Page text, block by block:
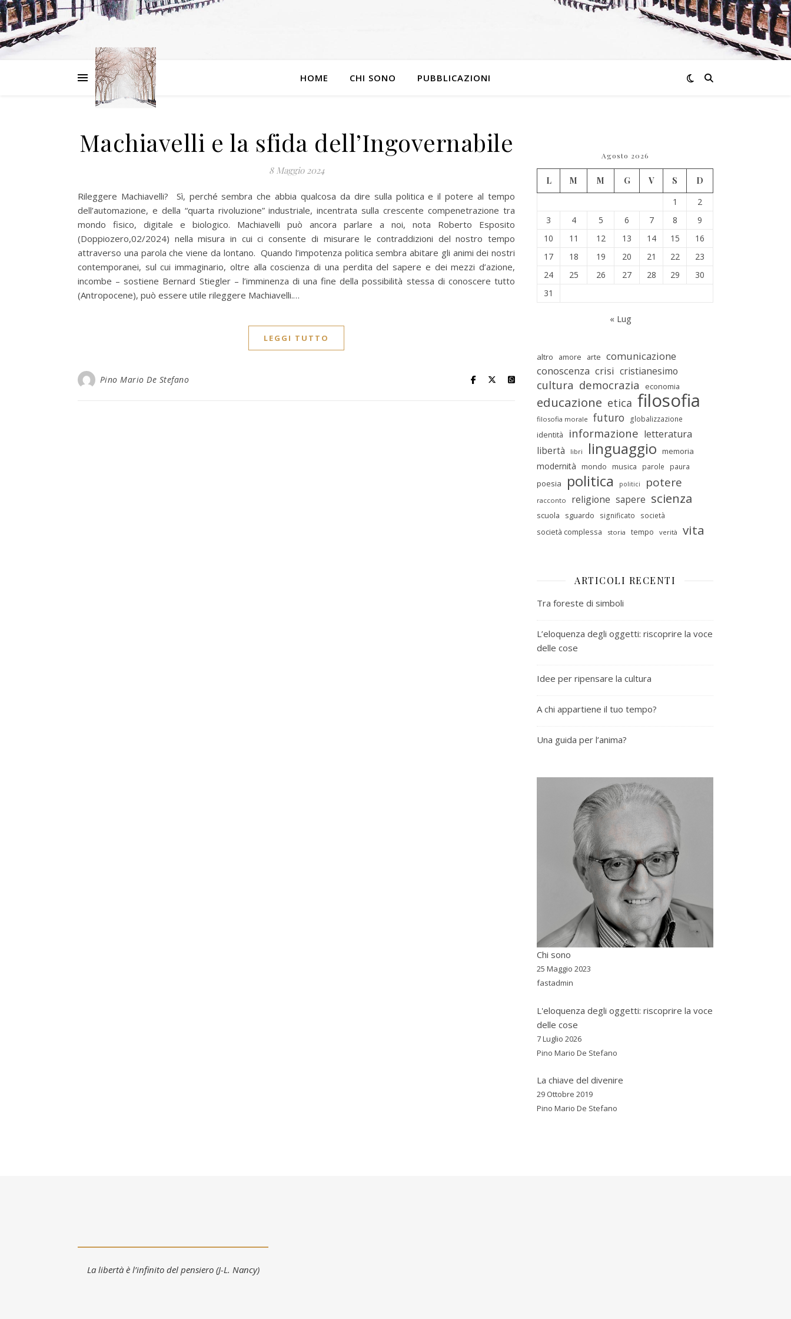
HOME CHI SONO PUBBLICAZIONI
Machiavelli e la sfida dell’Ingovernabile
8 Maggio 2024
Rileggere Machiavelli? Sì, perché sembra che abbia qualcosa da dire sulla politica e il potere al tempo
dell’automazione, e della “quarta rivoluzione” industriale, incentrata sulla crescente compenetrazione tra
mondo fisico, digitale e biologico. Machiavelli può ancora parlare a noi, nota Roberto Esposito
(Doppiozero,02/2024) nella misura in cui ci consente di misurare le contraddizioni del nostro tempo
attraverso una parola che viene da lontano. Quando l’impotenza politica sembra abitare gli animi dei nostri
contemporanei, sul cui immaginario, oltre alla coscienza di una perdita del sapere e dei mezzi d’azione,
incombe – sostiene Bernard Stiegler – l’imminenza di una fine della possibilità stessa di conoscere tutto
(Antropocene), può essere utile rileggere Machiavelli.…
LEGGI TUTTO
Pino Mario De Stefano
Agosto 2026
L M M G V S
D
1
2
3
4 5 6 7 8
9
10
11 12 13 14 15
16
17
18 19 20 21 22
23
24
25 26 27 28 29
30
31
« Lug
altro amore arte comunicazione
conoscenza crisi cristianesimo
cultura democrazia economia
educazione etica filosofia
filosofia morale futuro globalizzazione
identità informazione letteratura
libertà
libri linguaggio memoria
modernità mondo musica parole paura
poesia politica politici potere
racconto religione sapere scienza
scuola sguardo significato società
società complessa storia tempo verità vita
ARTICOLI RECENTI
Tra foreste di simboli
L’eloquenza degli oggetti: riscoprire la voce
delle cose
Idee per ripensare la cultura
A chi appartiene il tuo tempo?
Una guida per l’anima?
Chi sono
25 Maggio 2023
fastadmin
L'eloquenza degli oggetti: riscoprire la voce
delle cose
7 Luglio 2026
Pino Mario De Stefano
La chiave del divenire
29 Ottobre 2019
Pino Mario De Stefano
La libertà è l’infinito del pensiero (J-L. Nancy)